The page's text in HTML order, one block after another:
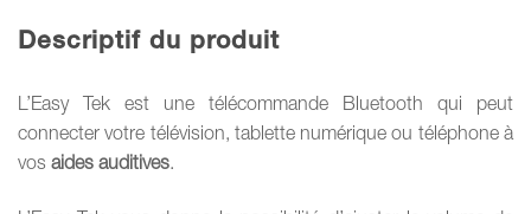
Descriptif du produit
L’Easy Tek est une télécommande Bluetooth qui peut
connecter votre télévision, tablette numérique ou téléphone à
vos aides auditives.